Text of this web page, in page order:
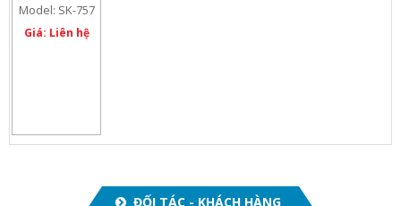
757
Model: SK-757
Giá: Liên hệ
ĐỐI TÁC - KHÁCH HÀNG